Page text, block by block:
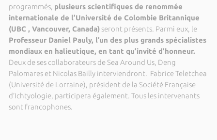
programmés, plusieurs scientifiques de renommée
internationale de l’Université de Colombie Britannique
(UBC , Vancouver, Canada)seront présents. Parmi eux, le
Professeur Daniel Pauly, l’un des plus grands spécialistes
mondiaux en halieutique, en tant qu’invité d’honneur.
Deux de ses collaborateurs de Sea Around Us, Deng
Palomares et Nicolas Bailly interviendront. Fabrice Teletchea
(Université de Lorraine), président de la Société Française
d’Ichtyologie, participera également. Tous les intervenants
sont francophones.